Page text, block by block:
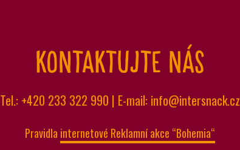
Kontaktujte nás
Tel.: +420 233 322 990 | E-mail: info@intersnack.cz
Pravidla internetové Reklamní akce “Bohemia“